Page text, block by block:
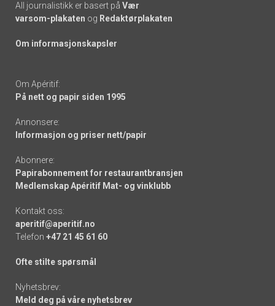
All journalistikk er basert på Vær
varsom-plakaten og Redaktørplakaten
Om informasjonskapsler
Om Apéritif:
På nett og papir siden 1995
Annonsere:
Informasjon og priser nett/papir
Abonnere:
Papirabonnement for restaurantbransjen
Medlemskap Apéritif Mat- og vinklubb
Kontakt oss:
aperitif@aperitif.no
Telefon +47 21 45 61 60
Ofte stilte spørsmål
Nyhetsbrev:
Meld deg på våre nyhetsbrev